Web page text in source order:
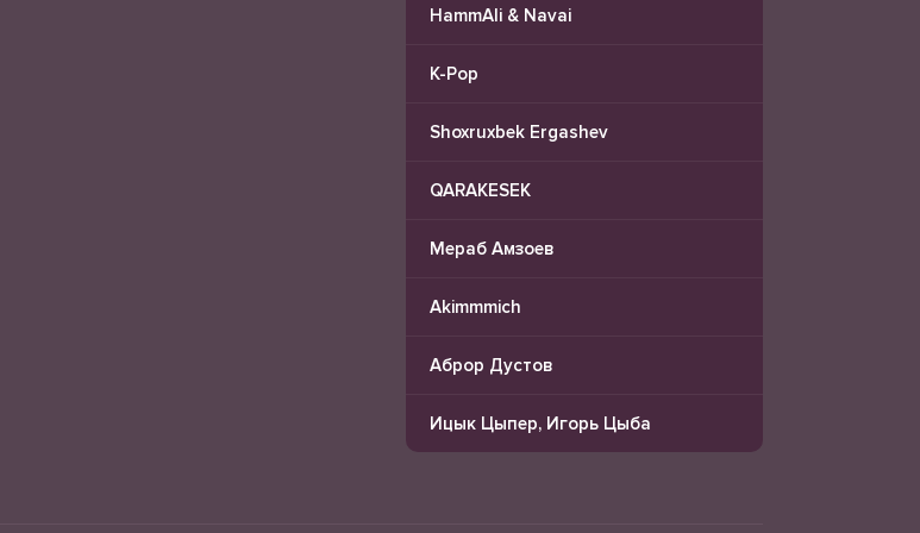
HammAli & Navai
K-Pop
Shoxruxbek Ergashev
QARAKESEK
Мераб Амзоев
Akimmmich
Аброр Дустов
Ицык Цыпер, Игорь Цыба